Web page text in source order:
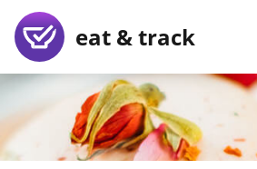
eat & track